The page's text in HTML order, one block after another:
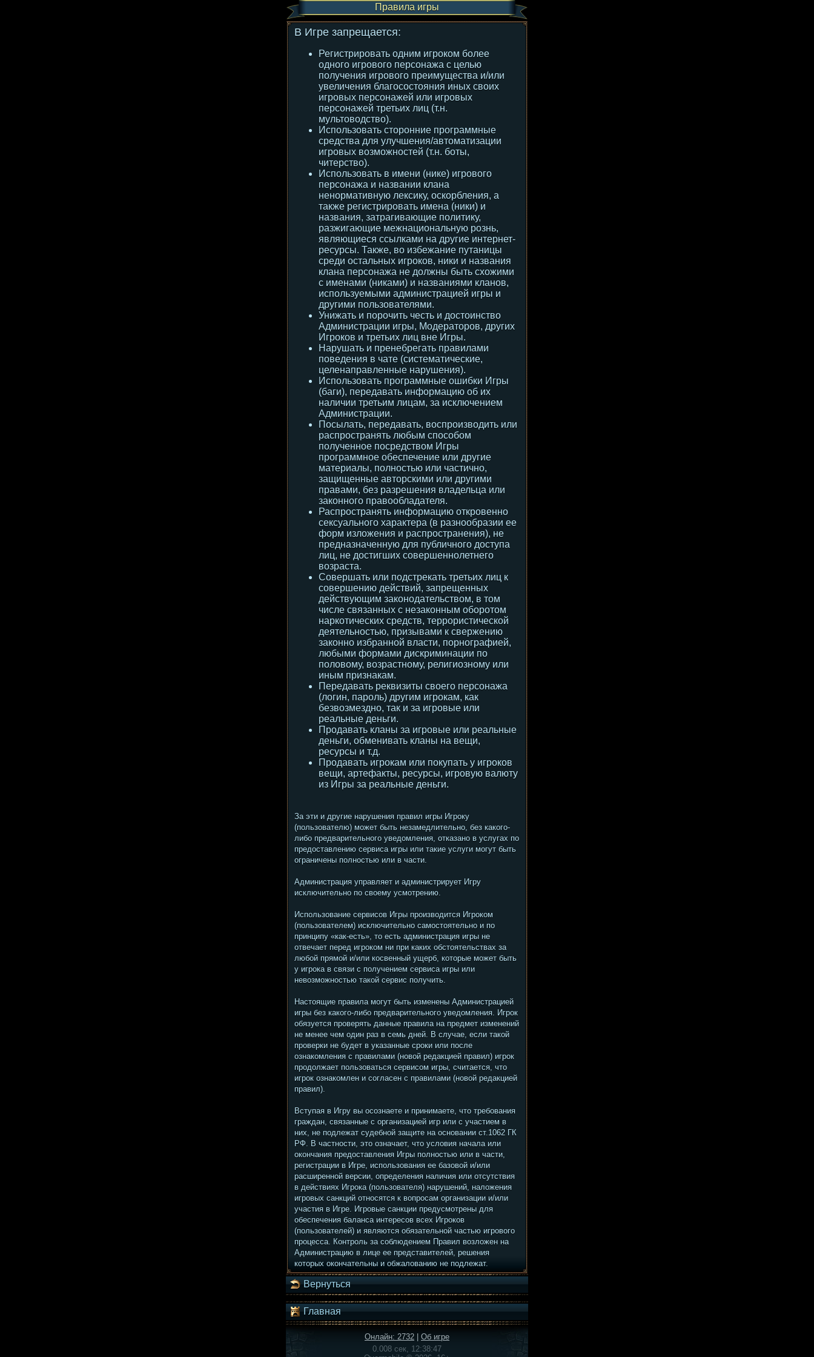
Правила игры
В Игре запрещается:
Регистрировать одним игроком более
одного игрового персонажа с целью
получения игрового преимущества и/или
увеличения благосостояния иных своих
игровых персонажей или игровых
персонажей третьих лиц (т.н.
мультоводство).
Использовать сторонние программные
средства для улучшения/автоматизации
игровых возможностей (т.н. боты,
читерство).
Использовать в имени (нике) игрового
персонажа и названии клана
ненормативную лексику, оскорбления, а
также регистрировать имена (ники) и
названия, затрагивающие политику,
разжигающие межнациональную рознь,
являющиеся ссылками на другие интернет-
ресурсы. Также, во избежание путаницы
среди остальных игроков, ники и названия
клана персонажа не должны быть схожими
с именами (никами) и названиями кланов,
используемыми администрацией игры и
другими пользователями.
Унижать и порочить честь и достоинство
Администрации игры, Модераторов, других
Игроков и третьих лиц вне Игры.
Нарушать и пренебрегать правилами
поведения в чате (систематические,
целенаправленные нарушения).
Использовать программные ошибки Игры
(баги), передавать информацию об их
наличии третьим лицам, за исключением
Администрации.
Посылать, передавать, воспроизводить или
распространять любым способом
полученное посредством Игры
программное обеспечение или другие
материалы, полностью или частично,
защищенные авторскими или другими
правами, без разрешения владельца или
законного правообладателя.
Распространять информацию откровенно
сексуального характера (в разнообразии ее
форм изложения и распространения), не
предназначенную для публичного доступа
лиц, не достигших совершеннолетнего
возраста.
Совершать или подстрекать третьих лиц к
совершению действий, запрещенных
действующим законодательством, в том
числе связанных с незаконным оборотом
наркотических средств, террористической
деятельностью, призывами к свержению
законно избранной власти, порнографией,
любыми формами дискриминации по
половому, возрастному, религиозному или
иным признакам.
Передавать реквизиты своего персонажа
(логин, пароль) другим игрокам, как
безвозмездно, так и за игровые или
реальные деньги.
Продавать кланы за игровые или реальные
деньги, обменивать кланы на вещи,
ресурсы и т.д.
Продавать игрокам или покупать у игроков
вещи, артефакты, ресурсы, игровую валюту
из Игры за реальные деньги.
За эти и другие нарушения правил игры Игроку
(пользователю) может быть незамедлительно, без какого-
либо предварительного уведомления, отказано в услугах по
предоставлению сервиса игры или такие услуги могут быть
ограничены полностью или в части.
Администрация управляет и администрирует Игру
исключительно по своему усмотрению.
Использование сервисов Игры производится Игроком
(пользователем) исключительно самостоятельно и по
принципу «как-есть», то есть администрация игры не
отвечает перед игроком ни при каких обстоятельствах за
любой прямой и/или косвенный ущерб, которые может быть
у игрока в связи с получением сервиса игры или
невозможностью такой сервис получить.
Настоящие правила могут быть изменены Администрацией
игры без какого-либо предварительного уведомления. Игрок
обязуется проверять данные правила на предмет изменений
не менее чем один раз в семь дней. В случае, если такой
проверки не будет в указанные сроки или после
ознакомления с правилами (новой редакцией правил) игрок
продолжает пользоваться сервисом игры, считается, что
игрок ознакомлен и согласен с правилами (новой редакцией
правил).
Вступая в Игру вы осознаете и принимаете, что требования
граждан, связанные с организацией игр или с участием в
них, не подлежат судебной защите на основании ст.1062 ГК
РФ. В частности, это означает, что условия начала или
окончания предоставления Игры полностью или в части,
регистрации в Игре, использования ее базовой и/или
расширенной версии, определения наличия или отсутствия
в действиях Игрока (пользователя) нарушений, наложения
игровых санкций относятся к вопросам организации и/или
участия в Игре. Игровые санкции предусмотрены для
обеспечения баланса интересов всех Игроков
(пользователей) и являются обязательной частью игрового
процесса. Контроль за соблюдением Правил возложен на
Администрацию в лице ее представителей, решения
которых окончательны и обжалованию не подлежат.
Вернуться
Главная
Онлайн: 2732
Об игре
0.008 сек, 12:38:47